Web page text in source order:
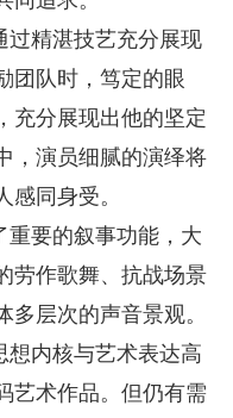
过精湛技艺充分展现
团队时，笃定的眼
充分展现出他的坚定
，演员细腻的演绎将
同身受。
重要的叙事功能，大
劳作歌舞、抗战场景
层次的声音景观。
想内核与艺术表达高
艺术作品。但仍有需